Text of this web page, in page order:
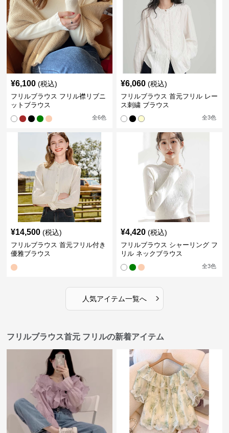
¥6,100 (税込)
フリルブラウス フリル襟リブニ
ットブラウス
全6色
¥6,060 (税込)
フリルブラウス 首元フリル レー
ス刺繍 ブラウス
全3色
¥14,500 (税込)
フリルブラウス 首元フリル付き
優雅ブラウス
¥4,420 (税込)
フリルブラウス シャーリング フ
リル ネックブラウス
全3色
人気アイテム一覧へ ›
フリルブラウス首元 フリルの新着アイテム